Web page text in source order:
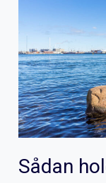
Sådan